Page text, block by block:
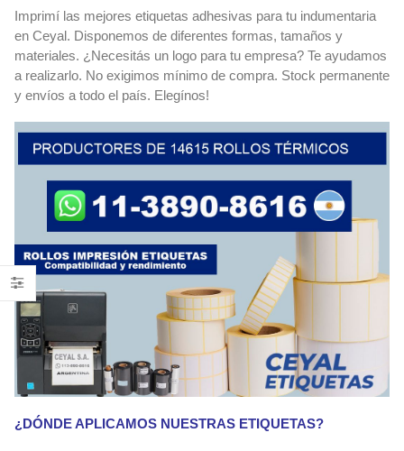
Imprimí las mejores etiquetas adhesivas para tu indumentaria
en Ceyal. Disponemos de diferentes formas, tamaños y
materiales. ¿Necesitás un logo para tu empresa? Te ayudamos
a realizarlo. No exigimos mínimo de compra. Stock permanente
y envíos a todo el país. Elegínos!
¿DÓNDE APLICAMOS NUESTRAS ETIQUETAS?